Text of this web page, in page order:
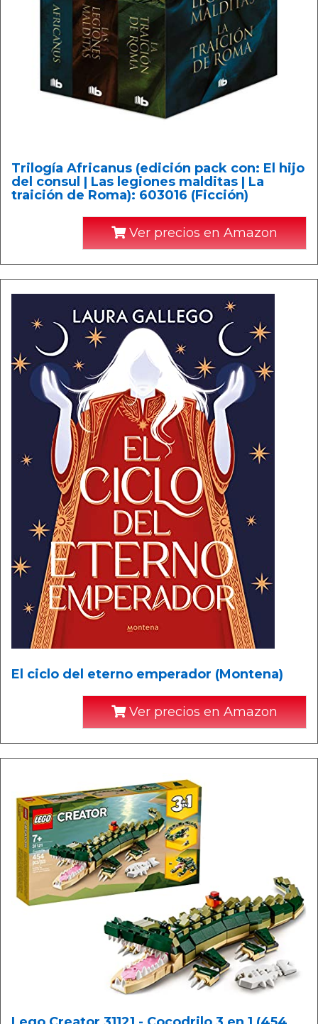
Trilogía Africanus (edición pack con: El hijo
del consul | Las legiones malditas | La
traición de Roma): 603016 (Ficción)
Ver precios en Amazon
El ciclo del eterno emperador (Montena)
Ver precios en Amazon